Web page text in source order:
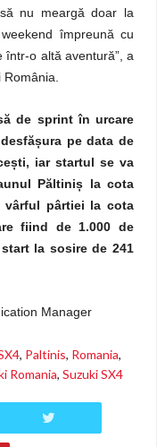
nu meargă doar la
împreună cu
într-o altă aventură”, a
de sprint în urcare
pe data de
iar startul se va
Păltiniș la cota
vârful pârtiei la cota
fiind de 1.000 de
la sosire de 241
Manager
, Paltinis, Romania,
Romania, Suzuki SX4